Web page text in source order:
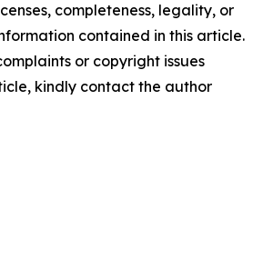
completeness, legality, or
contained in this article.
or copyright issues
kindly contact the author